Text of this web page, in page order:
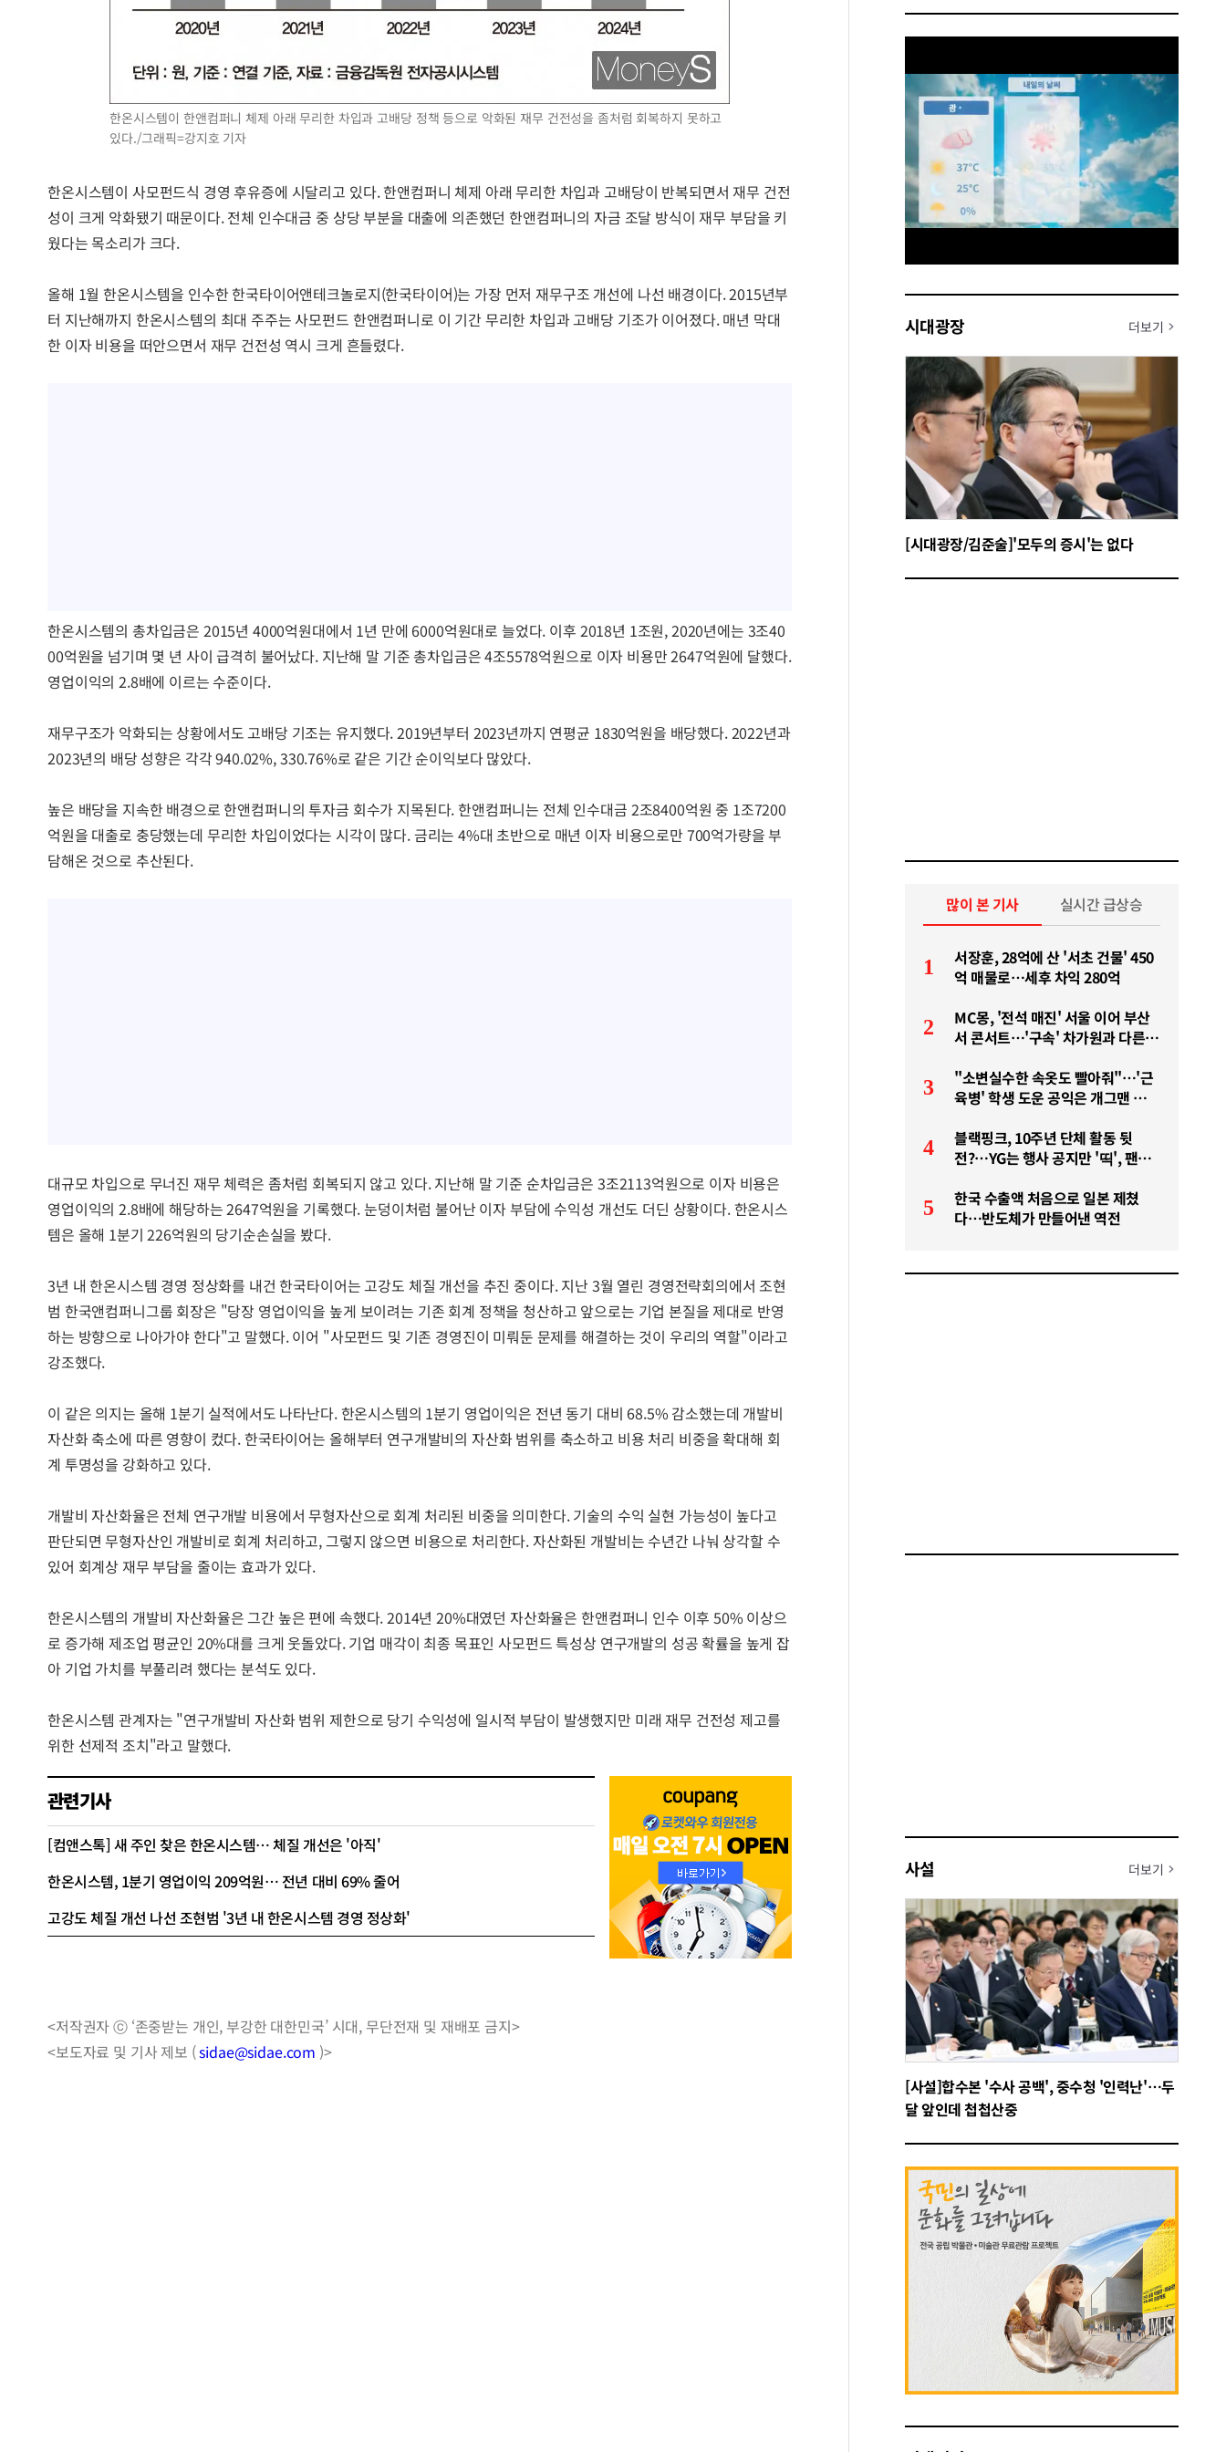
한온시스템이 한앤컴퍼니 체제 아래 무리한 차입과 고배당 정책 등으로 악화된 재무 건전성을 좀처럼 회복하지 못하고
있다./그래픽=강지호 기자
한온시스템이 사모펀드식 경영 후유증에 시달리고 있다. 한앤컴퍼니 체제 아래 무리한 차입과 고배당이 반복되면서 재무 건전
성이 크게 악화됐기 때문이다. 전체 인수대금 중 상당 부분을 대출에 의존했던 한앤컴퍼니의 자금 조달 방식이 재무 부담을 키
웠다는 목소리가 크다.
올해 1월 한온시스템을 인수한 한국타이어앤테크놀로지(한국타이어)는 가장 먼저 재무구조 개선에 나선 배경이다. 2015년부
터 지난해까지 한온시스템의 최대 주주는 사모펀드 한앤컴퍼니로 이 기간 무리한 차입과 고배당 기조가 이어졌다. 매년 막대
한 이자 비용을 떠안으면서 재무 건전성 역시 크게 흔들렸다.
한온시스템의 총차입금은 2015년 4000억원대에서 1년 만에 6000억원대로 늘었다. 이후 2018년 1조원, 2020년에는 3조40
00억원을 넘기며 몇 년 사이 급격히 불어났다. 지난해 말 기준 총차입금은 4조5578억원으로 이자 비용만 2647억원에 달했다.
영업이익의 2.8배에 이르는 수준이다.
재무구조가 악화되는 상황에서도 고배당 기조는 유지했다. 2019년부터 2023년까지 연평균 1830억원을 배당했다. 2022년과
2023년의 배당 성향은 각각 940.02%, 330.76%로 같은 기간 순이익보다 많았다.
높은 배당을 지속한 배경으로 한앤컴퍼니의 투자금 회수가 지목된다. 한앤컴퍼니는 전체 인수대금 2조8400억원 중 1조7200
억원을 대출로 충당했는데 무리한 차입이었다는 시각이 많다. 금리는 4%대 초반으로 매년 이자 비용으로만 700억가량을 부
담해온 것으로 추산된다.
대규모 차입으로 무너진 재무 체력은 좀처럼 회복되지 않고 있다. 지난해 말 기준 순차입금은 3조2113억원으로 이자 비용은
영업이익의 2.8배에 해당하는 2647억원을 기록했다. 눈덩이처럼 불어난 이자 부담에 수익성 개선도 더딘 상황이다. 한온시스
템은 올해 1분기 226억원의 당기순손실을 봤다.
3년 내 한온시스템 경영 정상화를 내건 한국타이어는 고강도 체질 개선을 추진 중이다. 지난 3월 열린 경영전략회의에서 조현
범 한국앤컴퍼니그룹 회장은 "당장 영업이익을 높게 보이려는 기존 회계 정책을 청산하고 앞으로는 기업 본질을 제대로 반영
하는 방향으로 나아가야 한다"고 말했다. 이어 "사모펀드 및 기존 경영진이 미뤄둔 문제를 해결하는 것이 우리의 역할"이라고
강조했다.
이 같은 의지는 올해 1분기 실적에서도 나타난다. 한온시스템의 1분기 영업이익은 전년 동기 대비 68.5% 감소했는데 개발비
자산화 축소에 따른 영향이 컸다. 한국타이어는 올해부터 연구개발비의 자산화 범위를 축소하고 비용 처리 비중을 확대해 회
계 투명성을 강화하고 있다.
개발비 자산화율은 전체 연구개발 비용에서 무형자산으로 회계 처리된 비중을 의미한다. 기술의 수익 실현 가능성이 높다고
판단되면 무형자산인 개발비로 회계 처리하고, 그렇지 않으면 비용으로 처리한다. 자산화된 개발비는 수년간 나눠 상각할 수
있어 회계상 재무 부담을 줄이는 효과가 있다.
한온시스템의 개발비 자산화율은 그간 높은 편에 속했다. 2014년 20%대였던 자산화율은 한앤컴퍼니 인수 이후 50% 이상으
로 증가해 제조업 평균인 20%대를 크게 웃돌았다. 기업 매각이 최종 목표인 사모펀드 특성상 연구개발의 성공 확률을 높게 잡
아 기업 가치를 부풀리려 했다는 분석도 있다.
한온시스템 관계자는 "연구개발비 자산화 범위 제한으로 당기 수익성에 일시적 부담이 발생했지만 미래 재무 건전성 제고를
위한 선제적 조치"라고 말했다.
관련기사
[컴앤스톡] 새 주인 찾은 한온시스템… 체질 개선은 '아직'
한온시스템, 1분기 영업이익 209억원… 전년 대비 69% 줄어
고강도 체질 개선 나선 조현범 '3년 내 한온시스템 경영 정상화'
<저작권자 ⓒ ‘존중받는 개인, 부강한 대한민국’ 시대, 무단전재 및 재배포 금지>
<보도자료 및 기사 제보 (sidae@sidae.com )>
Mute
시대광장 더보기
[시대광장/김준술]'모두의 증시'는 없다
많이 본 기사 실시간 급상승
1
서장훈, 28억에 산 '서초 건물' 450
억 매물로…세후 차익 280억
2
MC몽, '전석 매진' 서울 이어 부산
서 콘서트…'구속' 차가원과 다른
3
"소변실수한 속옷도 빨아줘"…'근
육병' 학생 도운 공익은 개그맨 김규
4
블랙핑크, 10주년 단체 활동 뒷
전?…YG는 행사 공지만 '띡', 팬들
5
한국 수출액 처음으로 일본 제쳤
다…반도체가 만들어낸 역전
사설 더보기
[사설]합수본 '수사 공백', 중수청 '인력난'…두
달 앞인데 첩첩산중